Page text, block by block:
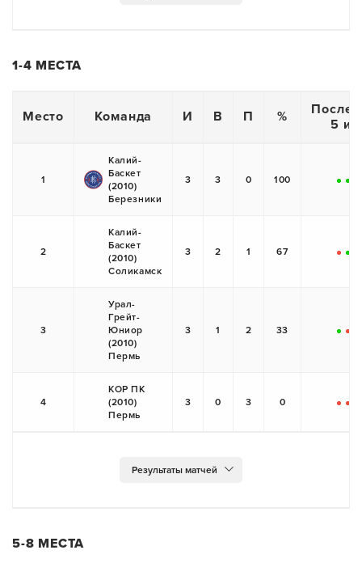
1-4 МЕСТА
Место Команда И В П %
5
1
Калий-
Баскет
(2010)
Березники
3 3 0 100
+ +
2
Калий-
Баскет
(2010)
Соликамск
3 2 1 67
- +
3
Урал-
Грейт-
Юниор
(2010)
Пермь
3 1 2 33
+ -
4
КОР ПК
(2010)
Пермь
3 0 3 0
- -
5-8 МЕСТА